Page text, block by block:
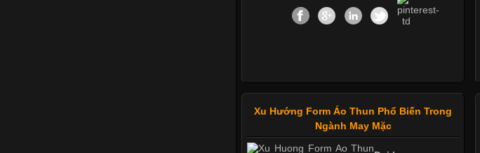
Xu Hướng Form Áo Thun Phổ Biến Trong
Ngành May Mặc